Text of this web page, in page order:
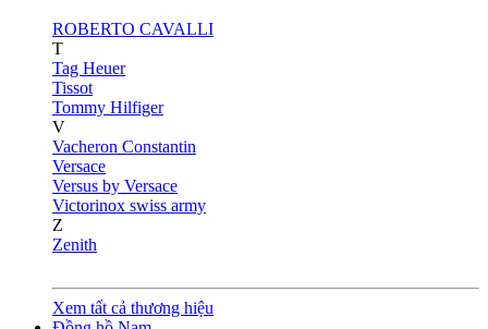
ROBERTO CAVALLI
T
Tag Heuer
Tissot
Tommy Hilfiger
V
Vacheron Constantin
Versace
Versus by Versace
Victorinox swiss army
Z
Zenith
Xem tất cả thương hiệu